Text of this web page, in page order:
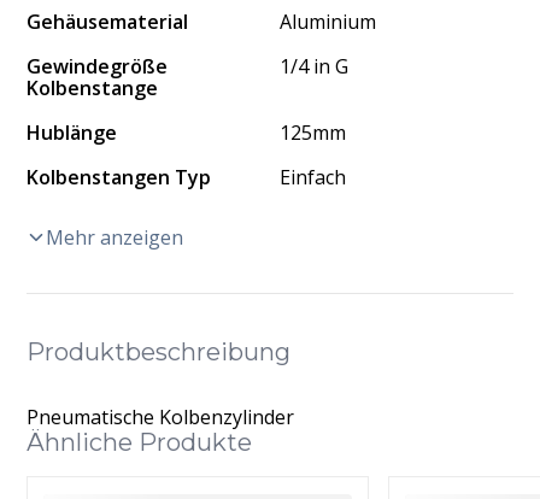
Gehäusematerial
Aluminium
Gewindegröße
Kolbenstange
1/4 in G
Hublänge
125mm
Kolbenstangen Typ
Einfach
Mehr anzeigen
Produktbeschreibung
Pneumatische Kolbenzylinder
Ähnliche Produkte